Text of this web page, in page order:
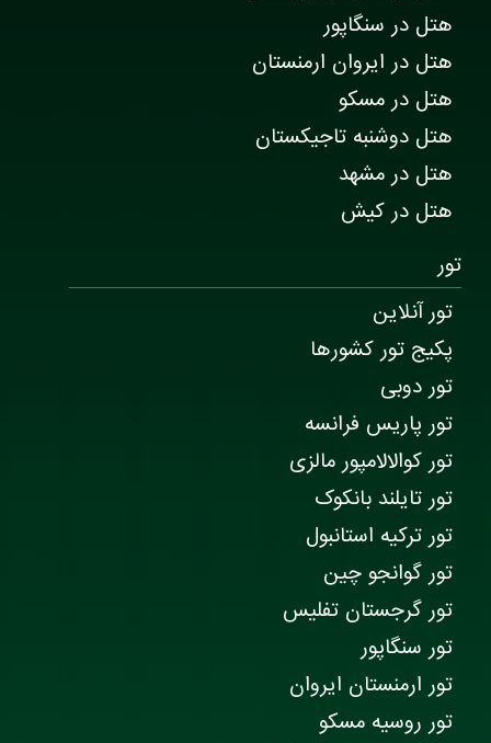
هتل در سنگاپور
هتل در ایروان ارمنستان
هتل در مسکو
هتل دوشنبه تاجیکستان
هتل در مشهد
هتل در کیش
تور
تور آنلاین
پکیج تور کشورها
تور دوبی
تور پاریس فرانسه
تور کوالالامپور مالزی
تور تایلند بانکوک
تور ترکیه استانبول
تور گوانجو چین
تور گرجستان تفلیس
تور سنگاپور
تور ارمنستان ایروان
تور روسیه مسکو